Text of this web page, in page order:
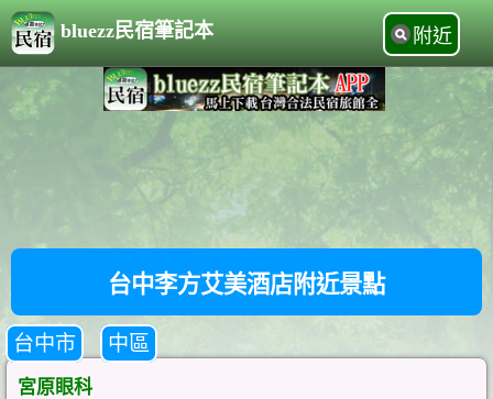
bluezz民宿筆記本 附近
台中李方艾美酒店附近景點
台中市 中區
宮原眼科